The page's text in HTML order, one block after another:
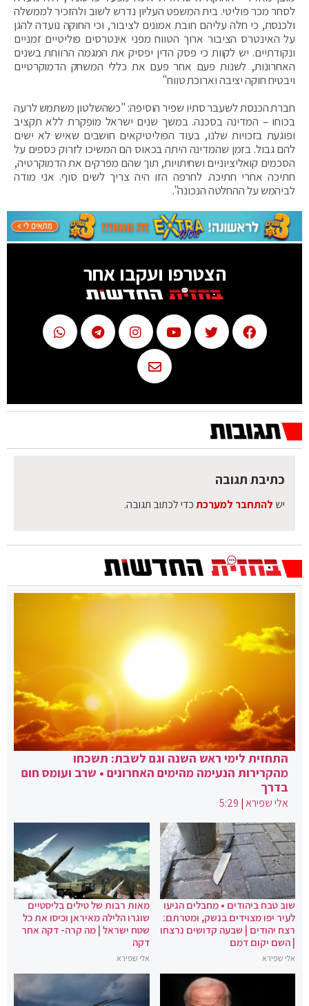
לסחר מכר פוליטי. בית המשפט העליון נדרש לשוב ולהזכיר לממשלה
ולכנסת, כי חלה עליהם חובת אמונים לציבור, וכי החוקה נועדה להגן
על האינטרס הציבור ארוך הטווח מפני אינטרסים פוליטיים זמניים
ונקודתיים. יש לקוות כי פסק הדין יפסיק את המגמה הרווחת בשנים
האחרונות, לשנות פעם אחר פעם את כללי המשחק הדמוקרטיים
ויבטיח חוקה יציבה וארוכת טווח"
חברת הכנסת לשעבר סתיו שפיר הוסיפה: "כשהשלטון משתמש לרעה
בכוחו – המדינה בסכנה. במשך שנים ישראל מופקרת ללא תקציב
ופוגעת בזכויות שלנו, בעוד הפוליטיקאים חושבים שאיש לא ישים
להם גבול. בזמן שהמדינה היתה בכאוס הם המשיכו לזרוק כספים על
הסכמים קואליציוניים ושחיתויות, תוך שהם מפרקים את הדמוקרטיה,
חתיכה אחרי חתיכה. לחרפה הזו היה צריך לשים סוף. אני מודה
לביהמש על ההחלטה הנכונה".
הצטרפו ועקבו אחר
כתיבת תגובה
יש להתחבר למערכתכדי לכתוב תגובה.
התחזית לימי ראש השנה וגם לשבת: תשכחו
מהקרירות הנעימה מהימים האחרונים • שרב ועומס חום
בדרך
אלי שפירא|
5:29
שוב טבח ביהודים • מחבלים הגיעו
לעיר יפו מצוידים בנשק, ומטרתם:
רצח יהודים | שבעה קדושים נרצחו
| השם יקום דמם
אלי שפירא
מאות רבות של טילים בליסטיים
שוגרו הלילה מאיראן וכיסו את כל
שטח ישראל | מה קרה- דקה אחר
דקה
אלי שפירא